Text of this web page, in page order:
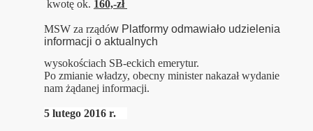
kwotę ok. 160,-zł
MSW za rządów Platformy odmawiało udzielenia
informacji o aktualnych
wysokościach SB-eckich emerytur.
Po zmianie władzy, obecny minister nakazał wydanie
nam żądanej informacji.
5 lutego 2016 r.